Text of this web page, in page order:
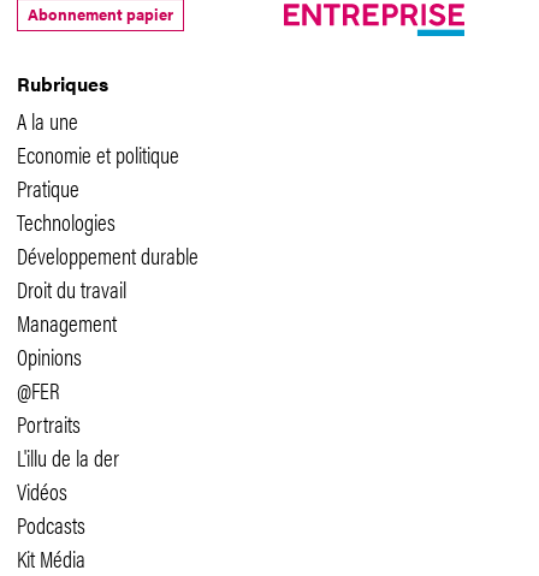
Rubriques
A la une
Economie et politique
Pratique
Technologies
Développement durable
Droit du travail
Management
Opinions
@FER
Portraits
L'illu de la der
Vidéos
Podcasts
Kit Média
Abonnement papier